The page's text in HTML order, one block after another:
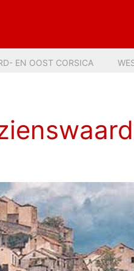
EN OOST CORSICA